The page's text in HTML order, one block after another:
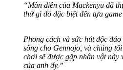
“Màn diễn của Mackenyu đã
thứ gì đó đặc biệt đến tựa
Phong cách và sức hút độc
sống cho Gennojo, và chúng
chơi sẽ được gặp nhân vật này
của anh ấy.”